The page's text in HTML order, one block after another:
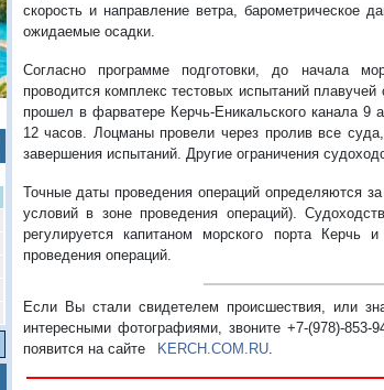
скорость и направление ветра, барометрическое
ожидаемые осадки.
Согласно программе подготовки, до начала
проводится комплекс тестовых испытаний
прошел в фарватере Керчь-Еникальского канала 9
12 часов. Лоцманы провели через пролив все
завершения испытаний. Другие ограничения
Точные даты проведения операций определяются
условий в зоне проведения операций).
регулируется капитаном морского порта Керчь
проведения операций.
Если Вы стали свидетелем происшествия, или
интересными фотографиями, звоните +7-(978)-853-
появится на сайте KERCH.COM.RU.